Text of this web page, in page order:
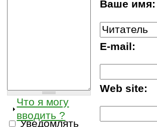
Ваше имя:
E-mail:
Web site:
Что я могу
вводить ?
Уведомлять